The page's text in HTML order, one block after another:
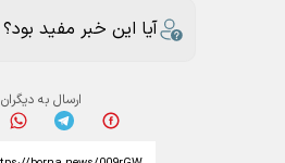
آیا این خبر مفید بود؟
ارسال به دیگران